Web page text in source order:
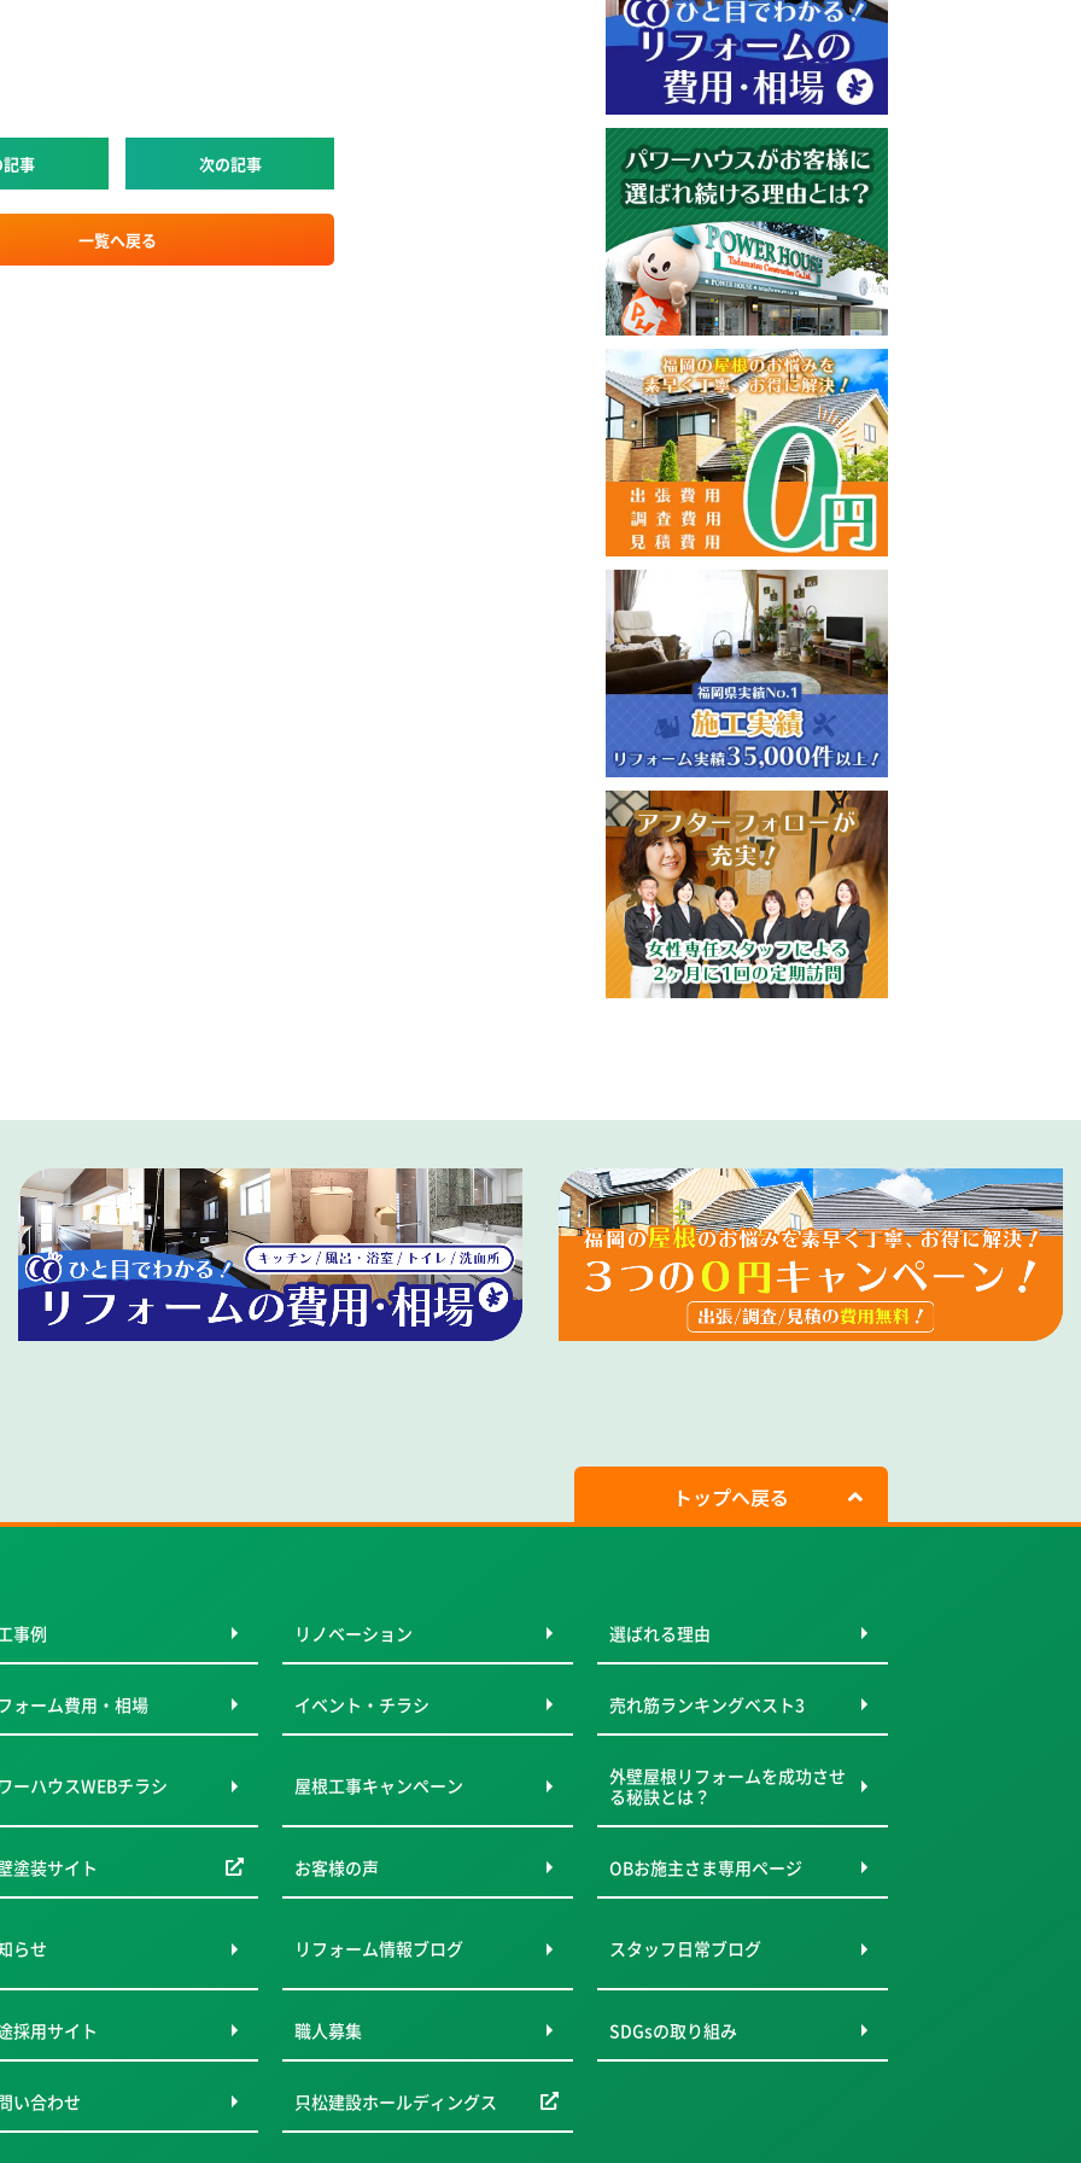
事 次の記事
一覧へ戻る
事例 リノベーション 選ばれる理由
ォーム費用・相場 イベント・チラシ 売れ筋ランキングベスト3
ーハウスWEBチラシ 屋根工事キャンペーン
外壁屋根リフォームを成功させ
る秘訣とは？
塗装サイト お客様の声 OBお施主さま専用ページ
らせ リフォーム情報ブログ スタッフ日常ブログ
採用サイト 職人募集 SDGsの取り組み
い合わせ 只松建設ホールディングス
トップへ戻る